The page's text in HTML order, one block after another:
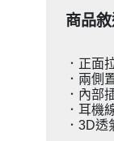
商品
．正面
．兩側
．內部
．耳機
．3D